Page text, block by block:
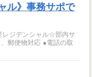
ル》事務サポで
レジデンシャル☆部内サ